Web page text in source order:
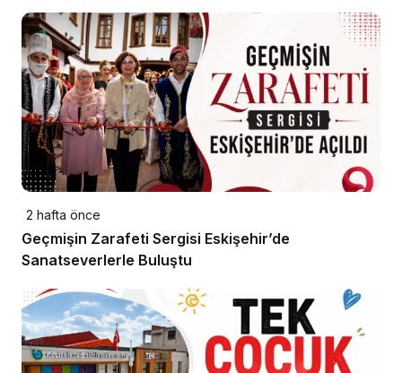
2 hafta önce
Geçmişin Zarafeti Sergisi Eskişehir’de
Sanatseverlerle Buluştu